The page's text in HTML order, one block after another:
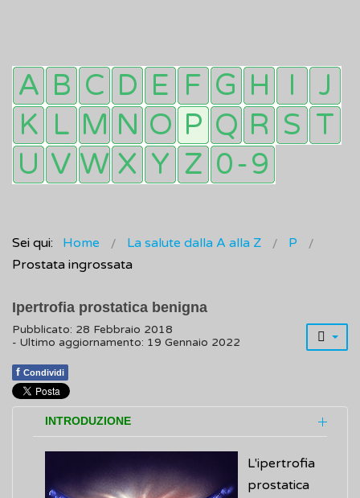
Sei qui: Home La salute dalla A alla Z
P
Prostata ingrossata
Ipertrofia prostatica benigna
Pubblicato: 28 Febbraio 2018
- Ultimo aggiornamento: 19 Gennaio 2022
f Condividi
INTRODUZIONE
L'ipertrofia
prostatica